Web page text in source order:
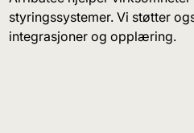
styringssystemer. Vi støtter
integrasjoner og opplæring.